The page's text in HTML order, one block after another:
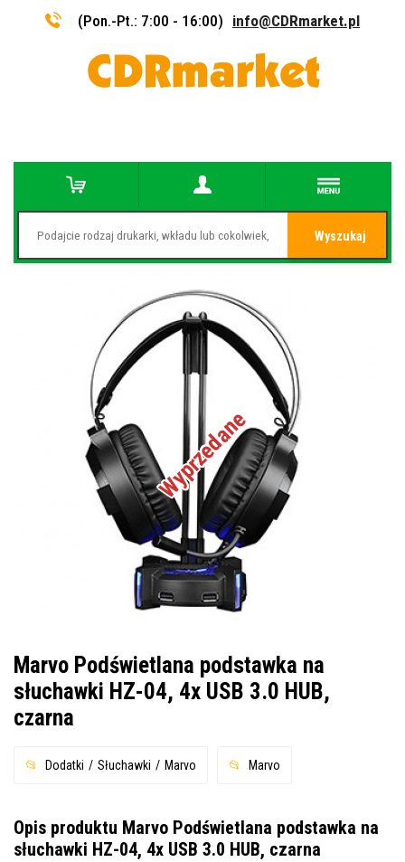
(Pon.-Pt.: 7:00 - 16:00) info@CDRmarket.pl
Wyszukaj
Wyprzedane
Marvo Podświetlana podstawka na
słuchawki HZ-04, 4x USB 3.0 HUB,
czarna
Dodatki Słuchawki Marvo Marvo
Opis produktu Marvo Podświetlana podstawka na
słuchawki HZ-04, 4x USB 3.0 HUB, czarna